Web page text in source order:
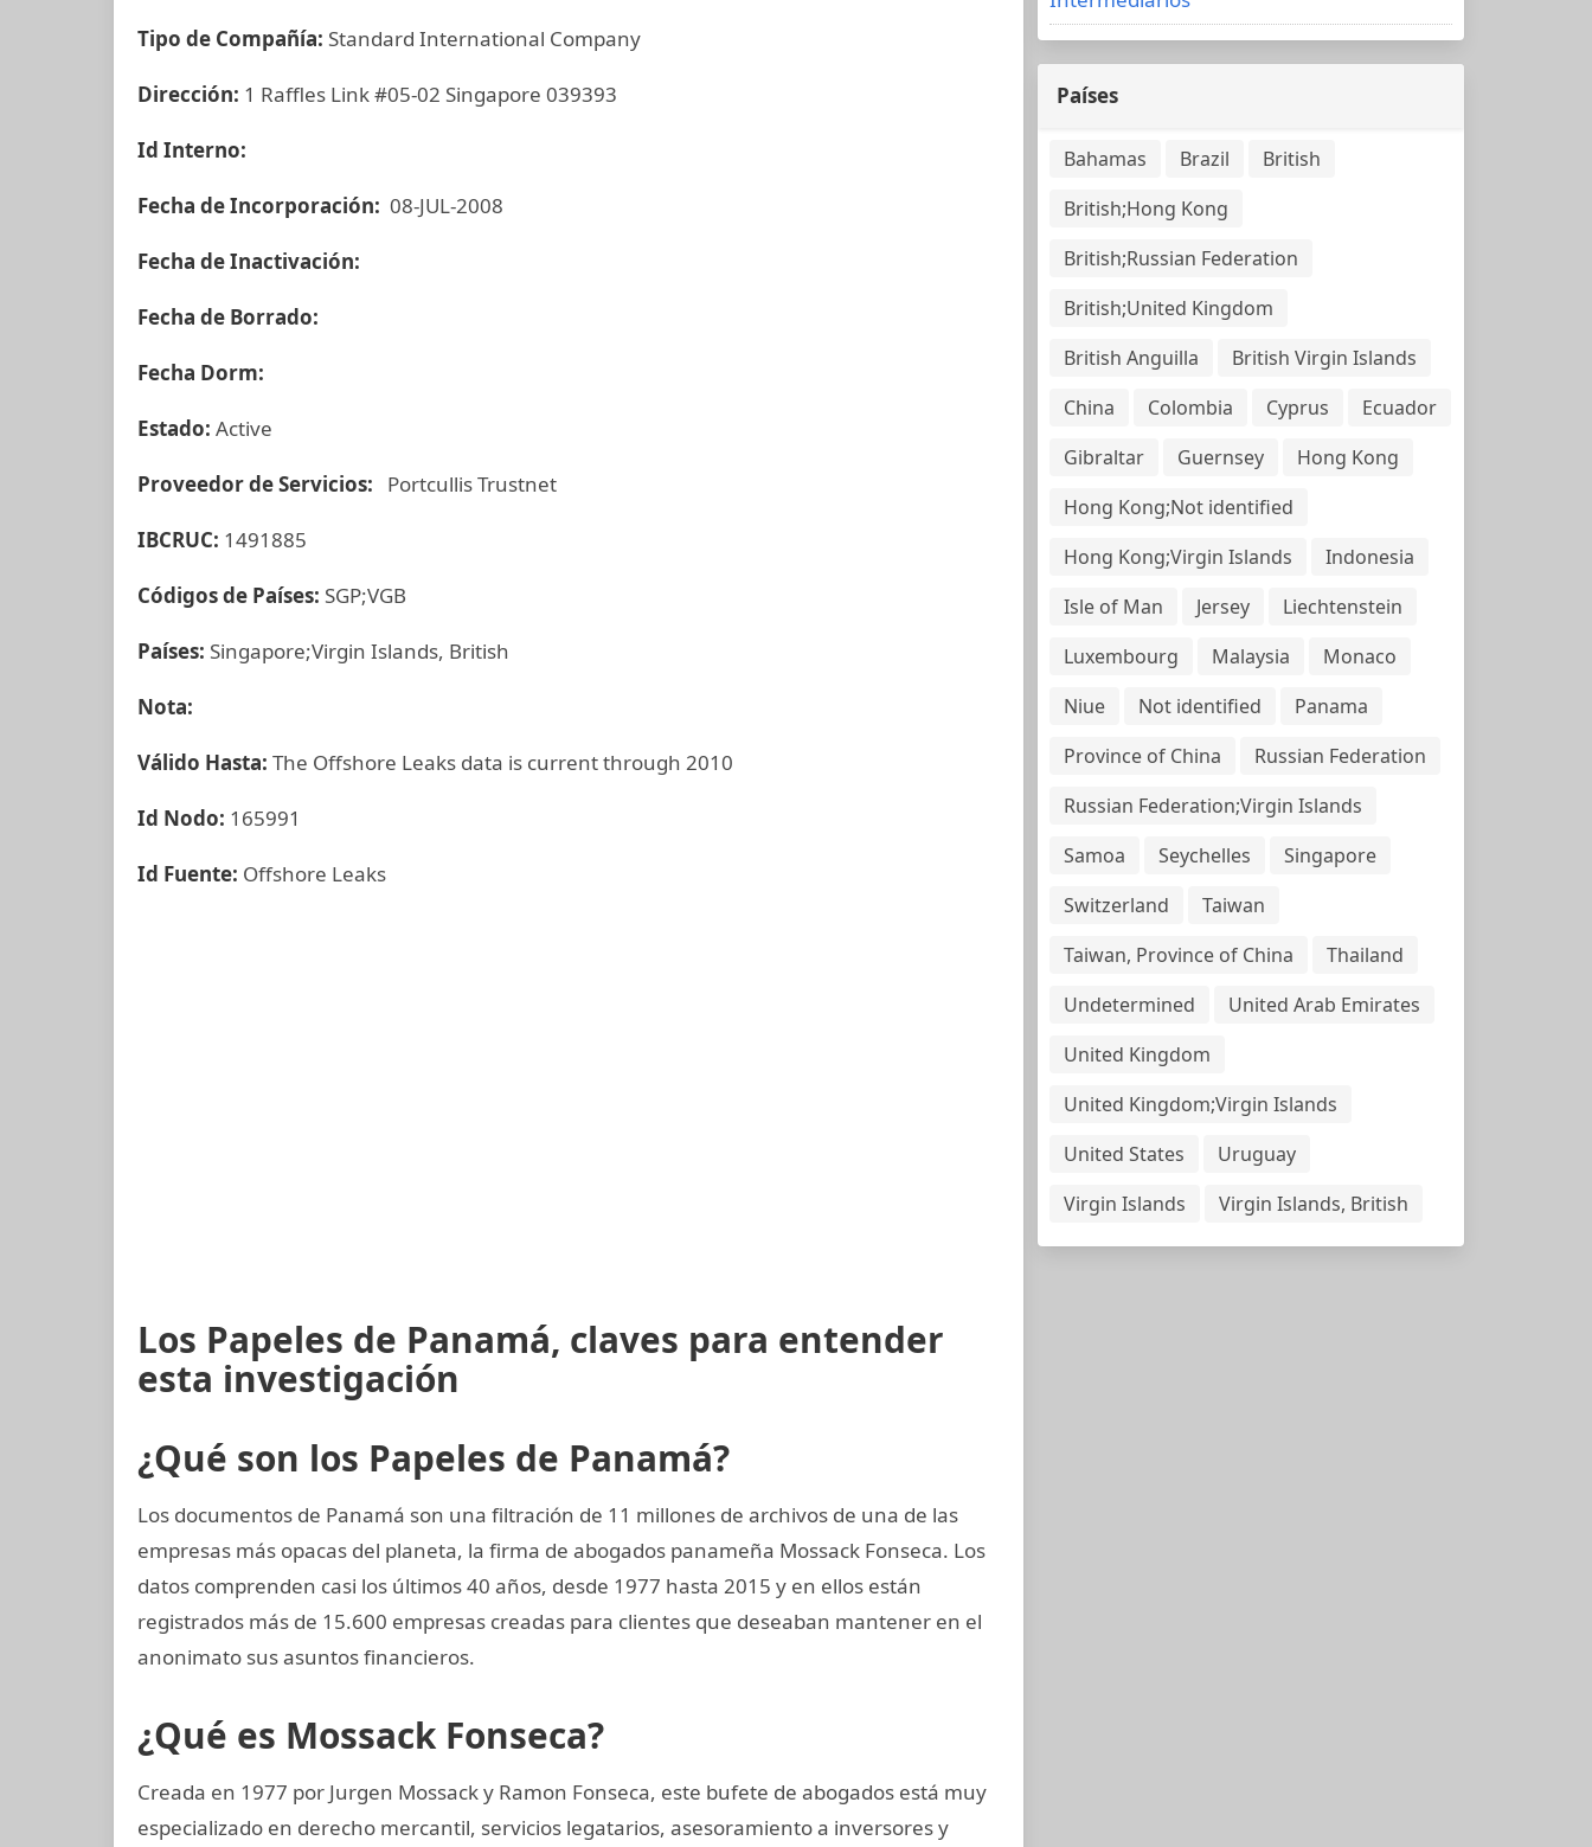
Tipo de Compañía: Standard International Company
Dirección: 1 Raffles Link #05-02 Singapore 039393
Id Interno:
Fecha de Incorporación: 08-JUL-2008
Fecha de Inactivación:
Fecha de Borrado:
Fecha Dorm:
Estado: Active
Proveedor de Servicios: Portcullis Trustnet
IBCRUC: 1491885
Códigos de Países: SGP;VGB
Países: Singapore;Virgin Islands, British
Nota:
Válido Hasta: The Offshore Leaks data is current through 2010
Id Nodo: 165991
Id Fuente: Offshore Leaks
Los Papeles de Panamá, claves para entender
esta investigación
¿Qué son los Papeles de Panamá?
Los documentos de Panamá son una filtración de 11 millones de archivos de una de las
empresas más opacas del planeta, la firma de abogados panameña Mossack Fonseca. Los
datos comprenden casi los últimos 40 años, desde 1977 hasta 2015 y en ellos están
registrados más de 15.600 empresas creadas para clientes que deseaban mantener en el
anonimato sus asuntos financieros.
¿Qué es Mossack Fonseca?
Creada en 1977 por Jurgen Mossack y Ramon Fonseca, este bufete de abogados está muy
especializado en derecho mercantil, servicios legatarios, asesoramiento a inversores y
Países
Bahamas Brazil
British
British;Hong Kong
British;Russian Federation
British;United Kingdom
British Anguilla
British Virgin Islands
China
Colombia Cyprus
Ecuador
Gibraltar
Guernsey
Hong Kong
Hong Kong;Not identified
Hong Kong;Virgin Islands
Indonesia
Isle of Man
Jersey
Liechtenstein
Luxembourg
Malaysia
Monaco
Niue
Not identified
Panama
Province of China
Russian Federation
Russian Federation;Virgin Islands
Samoa
Seychelles
Singapore
Switzerland
Taiwan
Taiwan, Province of China
Thailand
Undetermined
United Arab Emirates
United Kingdom
United Kingdom;Virgin Islands
United States
Uruguay
Virgin Islands
Virgin Islands, British